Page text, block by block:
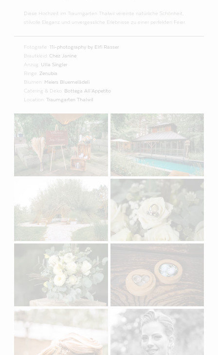
Diese Hochzeit im Traumgarten Thalwil vereinte natürliche Schönheit,
stilvolle Eleganz und unvergessliche Erlebnisse zu einer perfekten Feier.
Fotografie: 11i-photography by Elfi Rasser
Brautkleid: Chez Janine
Anzug: Ulla Singler
Ringe: Zenubia
Blumen: Meiers Bluemelädeli
Catering & Deko: Bottega All’Appetito
Location: Traumgarten Thalwil